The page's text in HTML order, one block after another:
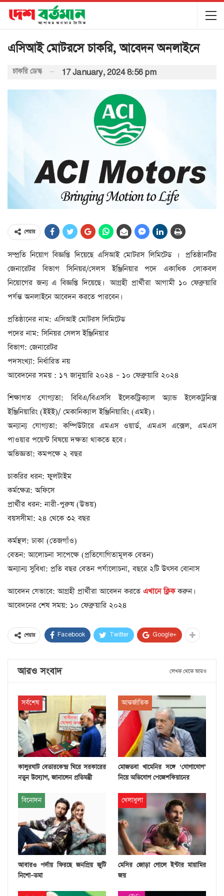
এসিআই মোটরসে চাকরি, আবেদন অনলাইনে
চাকরি ডেস্ক 17 January, 2024 8:56 pm
শেয়ার
সম্প্রতি নিয়োগ বিজ্ঞপ্তি দিয়েছে এসিআই মোটরস লিমিটেড । প্রতিষ্ঠানটির
জেনারেটর বিভাগ সিনিয়র/সেলস ইঞ্জিনিয়ার পদে একাধিক লোকবল
নিয়োগের জন্য এ বিজ্ঞপ্তি দিয়েছে। আগ্রহী প্রার্থীরা আগামী ১০ ফেব্রুয়ারি
পর্যন্ত অনলাইনে আবেদন করতে পারবেন।
প্রতিষ্ঠানের নাম: এসিআই মোটরস লিমিটেড
পদের নাম: সিনিয়র সেলস ইঞ্জিনিয়ার
বিভাগ: জেনারেটর
পদসংখ্যা: নির্ধারিত নয়
আবেদনের সময় : ১৭ জানুয়ারি ২০২৪ – ১০ ফেব্রুয়ারি ২০২৪
শিক্ষাগত যোগ্যতা: বিবিএ/বিএসসি ইলেকট্রিক্যাল অ্যান্ড ইলেকট্রনিক্স
ইঞ্জিনিয়ারিং (ইইই)/ মেকানিক্যাল ইঞ্জিনিয়ারিং (এমই)।
অন্যান্য যোগ্যতা: কম্পিউটারে এমএস ওয়ার্ড, এমএস এক্সেল, এমএস
পাওয়ার পয়েন্ট বিষয়ে দক্ষতা থাকতে হবে।
অভিজ্ঞতা: কমপক্ষে ২ বছর
চাকরির ধরন: ফুলটাইম
কর্মক্ষেত্র: অফিসে
প্রার্থীর ধরন: নারী-পুরুষ (উভয়)
বয়সসীমা: ২৪ থেকে ৩২ বছর
কর্মস্থল: ঢাকা (তেজগাঁও)
বেতন: আলোচনা সাপেক্ষে (প্রতিযোগিতামূলক বেতন)
অন্যান্য সুবিধা: প্রতি বছর বেতন পর্যালোচনা, বছরে ২টি উৎসব বোনাস
আবেদন যেভাবে: আগ্রহী প্রার্থীরা আবেদন করতেএখানে ক্লিককরুন।
আবেদনের শেষ সময়: ১০ ফেব্রুয়ারি ২০২৪
শেয়ার Facebook Twitter Google+
আরও সংবাদ লেখক থেকে আরও
সর্বশেষ
কালুরঘাট বেতারকেন্দ্র ঘিরে সরকারের
নতুন উদ্যোগ, জানালেন প্রতিমন্ত্রী
আন্তর্জাতিক
মোজতবা খামেনির সঙ্গে ‘যোগাযোগ’
নিয়ে অভিযোগ পেজেশকিয়ানের
বিনোদন
আবারও পর্দায় ফিরছে জনপ্রিয় জুটি
নিশো–তমা
খেলাধুলা
মেসির জোড়া গোলে ইন্টার মায়ামির
জয়